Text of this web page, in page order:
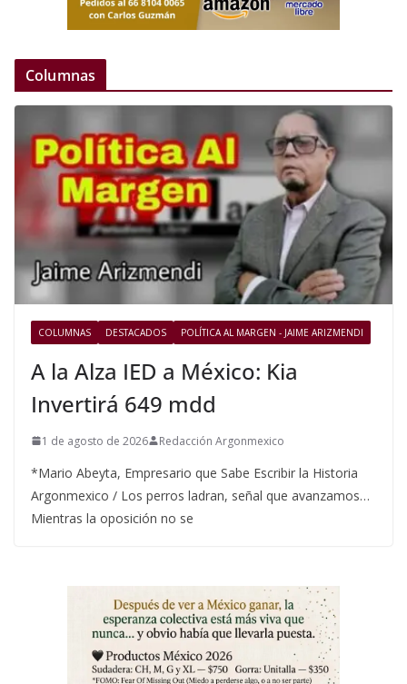
Columnas
COLUMNAS DESTACADOS POLÍTICA AL MARGEN - JAIME ARIZMENDI
A la Alza IED a México: Kia
Invertirá 649 mdd
1 de agosto de 2026 Redacción Argonmexico
*Mario Abeyta, Empresario que Sabe Escribir la Historia
Argonmexico / Los perros ladran, señal que avanzamos…
Mientras la oposición no se